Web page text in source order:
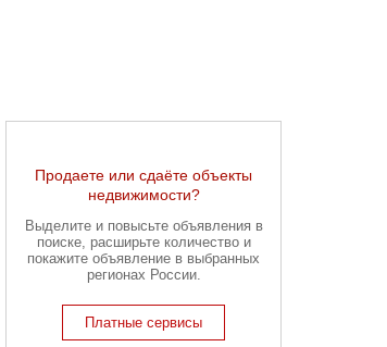
Продаете или сдаёте объекты
недвижимости?
Выделите и повысьте объявления в
поиске, расширьте количество и
покажите объявление в выбранных
регионах России.
Платные сервисы